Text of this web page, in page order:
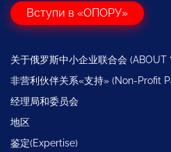
Вступи в «ОПОРУ»
关于俄罗斯中小企业联合会 (ABOUT
非营利伙伴关系«支持» (Non-Profit
经理局和委员会
地区
鉴定(Expertise)